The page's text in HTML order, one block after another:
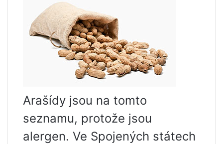
Arašídy jsou na tomto
seznamu, protože jsou
alergen. Ve Spojených státech